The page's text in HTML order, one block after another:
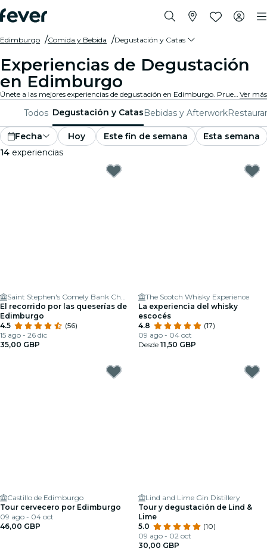
Edimburgo Comida y Bebida Degustación y Catas
Experiencias de Degustación
en Edimburgo
Únete a las mejores experiencias de degustación en Edimburgo. Prueba vinos, cervezas artesanales o comida gourmet mientras aprendes de los expertos. Ver más
Todos Degustación y CatasBebidas y Afterwork
Fecha Hoy Este fin de semana
Esta semana
14 experiencias
Saint Stephen's Comely Bank Church
El recorrido por las queserías de
Edimburgo
4.5
(56)
15 ago - 26 dic
35,00 GBP
The Scotch Whisky Experience
La experiencia del whisky
escocés
4.8
(17)
09 ago - 04 oct
Desde 11,50 GBP
Castillo de Edimburgo
Tour cervecero por Edimburgo
09 ago - 04 oct
46,00 GBP
Lind and Lime Gin Distillery
Tour y degustación de Lind &
Lime
5.0
(10)
09 ago - 02 oct
30,00 GBP